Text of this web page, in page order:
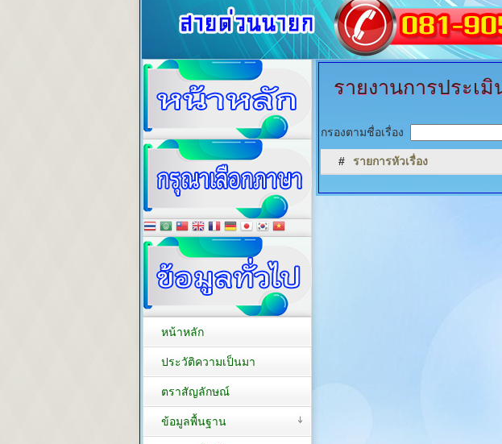
รายงานการประเ
กรองตามชื่อเรื่อง
# รายการหัวเรื่อง
หน้าหลัก
ประวัติความเป็นมา
ตราสัญลักษณ์
ข้อมูลพื้นฐาน